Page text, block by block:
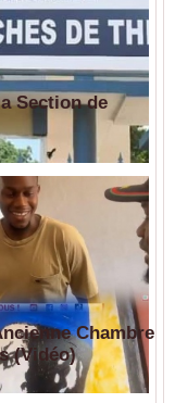
Section de
Chambre
(Vidéo)